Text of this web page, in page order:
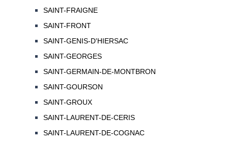
SAINT-FRAIGNE
SAINT-FRONT
SAINT-GENIS-D'HIERSAC
SAINT-GEORGES
SAINT-GERMAIN-DE-MONTBRON
SAINT-GOURSON
SAINT-GROUX
SAINT-LAURENT-DE-CERIS
SAINT-LAURENT-DE-COGNAC